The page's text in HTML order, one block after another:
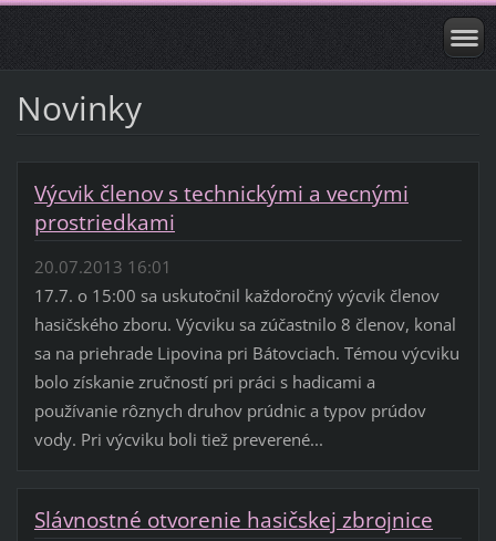
Novinky
Výcvik členov s technickými a vecnými
prostriedkami
20.07.2013 16:01
17.7. o 15:00 sa uskutočnil každoročný výcvik členov
hasičského zboru. Výcviku sa zúčastnilo 8 členov, konal
sa na priehrade Lipovina pri Bátovciach. Témou výcviku
bolo získanie zručností pri práci s hadicami a
používanie rôznych druhov prúdnic a typov prúdov
vody. Pri výcviku boli tiež preverené...
Slávnostné otvorenie hasičskej zbrojnice